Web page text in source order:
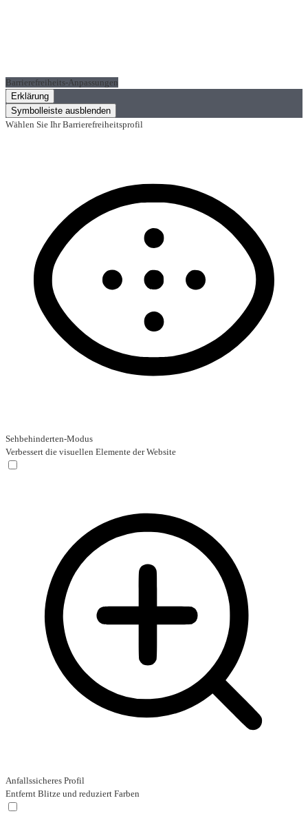
Barrierefreiheits-Anpassungen
Erklärung
Symbolleiste ausblenden
Wählen Sie Ihr Barrierefreiheitsprofil
Sehbehinderten-Modus
Verbessert die visuellen Elemente der Website
Anfallssicheres Profil
Entfernt Blitze und reduziert Farben